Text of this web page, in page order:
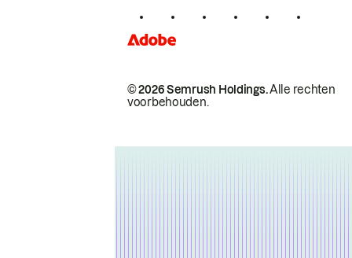
© 2026 Semrush Holdings.Alle rechten
voorbehouden.